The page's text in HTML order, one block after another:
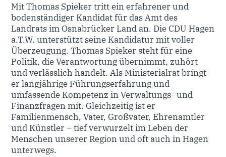
Mit Thomas Spieker tritt ein erfahrener und
bodenständiger Kandidat für das Amt des
Landrats im Osnabrücker Land an. Die CDU Hagen
a.T.W. unterstützt seine Kandidatur mit voller
Überzeugung. Thomas Spieker steht für eine
Politik, die Verantwortung übernimmt, zuhört
und verlässlich handelt. Als Ministerialrat bringt
er langjährige Führungserfahrung und
umfassende Kompetenz in Verwaltungs- und
Finanzfragen mit. Gleichzeitig ist er
Familienmensch, Vater, Großvater, Ehrenamtler
und Künstler – tief verwurzelt im Leben der
Menschen unserer Region und oft auch in Hagen
unterwegs.